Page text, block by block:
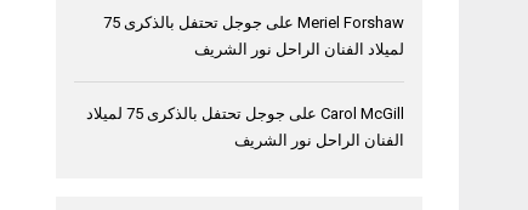
Meriel Forshaw على
جوجل تحتفل بالذكرى 75
لميلاد الفنان الراحل نور الشريف
Carol McGill على
جوجل تحتفل بالذكرى 75 لميلاد
الفنان الراحل نور الشريف